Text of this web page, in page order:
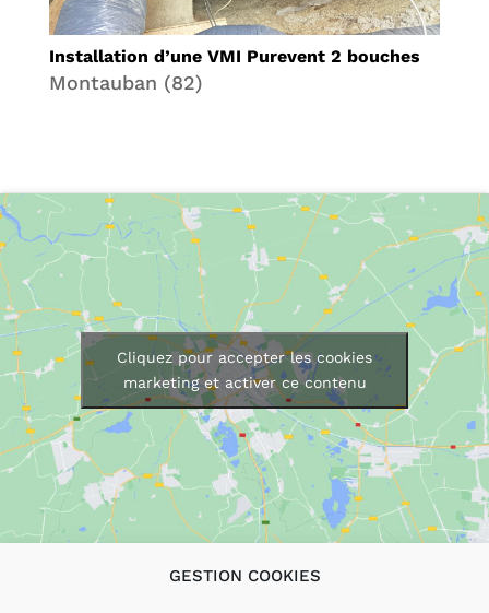
GESTION COOKIES
Installation d’une VMI Purevent 2 bouches
Montauban (82)
Cliquez pour accepter les cookies
marketing et activer ce contenu